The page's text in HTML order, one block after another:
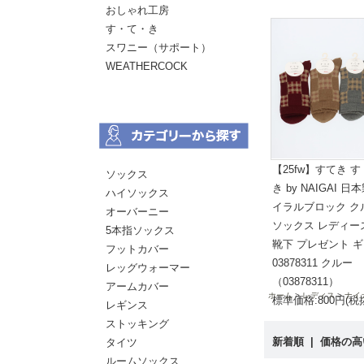
おしゃれ工房
す・て・き
スワニー（サポート）
WEATHERCOCK
ソックス
ハイソックス
オーバーニー
5本指ソックス
フットカバー
レッグウォーマー
アームカバー
レギンス
ストッキング
タイツ
ルームソックス
【25fw】すてき
き by NAIGAI 日
イラルブロック ク
ソックス レディー
靴下 プレゼント
03878311 クルー
（03878311）
標準価格:800円(税
ホーム レディス ナイ
新着順 |価格の